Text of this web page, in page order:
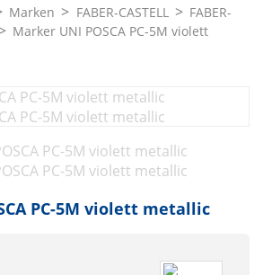
Marken FABER-CASTELL
FABER-
Marker UNI POSCA PC-5M violett
PC-5M violett metallic